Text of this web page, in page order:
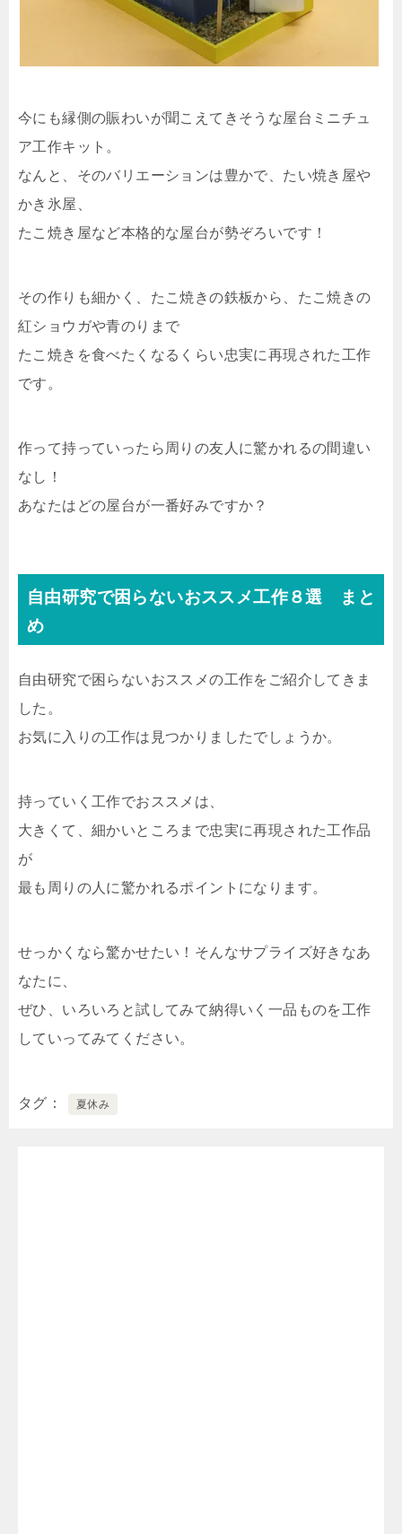
今にも縁側の賑わいが聞こえてきそうな屋台ミニチュ
ア工作キット。
なんと、そのバリエーションは豊かで、たい焼き屋や
かき氷屋、
たこ焼き屋など本格的な屋台が勢ぞろいです！
その作りも細かく、たこ焼きの鉄板から、たこ焼きの
紅ショウガや青のりまで
たこ焼きを食べたくなるくらい忠実に再現された工作
です。
作って持っていったら周りの友人に驚かれるの間違い
なし！
あなたはどの屋台が一番好みですか？
自由研究で困らないおススメ工作８選 まと
め
自由研究で困らないおススメの工作をご紹介してきま
した。
お気に入りの工作は見つかりましたでしょうか。
持っていく工作でおススメは、
大きくて、細かいところまで忠実に再現された工作品
が
最も周りの人に驚かれるポイントになります。
せっかくなら驚かせたい！そんなサプライズ好きなあ
なたに、
ぜひ、いろいろと試してみて納得いく一品ものを工作
していってみてください。
タグ 夏休み